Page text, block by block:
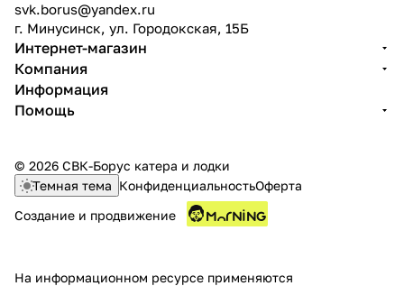
svk.borus@yandex.ru
г. Минусинск, ул. Городокская, 15Б
Интернет-магазин
Компания
Информация
Помощь
© 2026 СВК-Борус катера и лодки
Темная тема КонфиденциальностьОферта
Создание и продвижение
На информационном ресурсе применяются